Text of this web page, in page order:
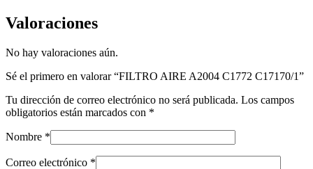
Valoraciones
No hay valoraciones aún.
Sé el primero en valorar “FILTRO AIRE A2004 C1772 C17170/1”
Tu dirección de correo electrónico no será publicada. Los campos
obligatorios están marcados con *
Nombre *
Correo electrónico *